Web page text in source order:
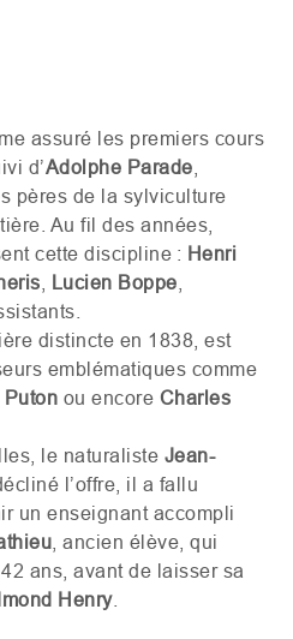
assuré les premiers cours
d’Adolphe Parade
pères de la sylviculture
Au fil des années,
cette discipline : Henri
Lucien Boppe
distincte en 1838, est
emblématiques comme
Puton ou encore Charles
le naturaliste Jean-
l’offre, il a fallu
un enseignant accompli
, ancien élève, qui
ans, avant de laisser sa
Henry.